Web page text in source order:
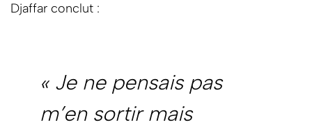
Djaffar conclut :
« Je ne pensais pas
m’en sortir mais